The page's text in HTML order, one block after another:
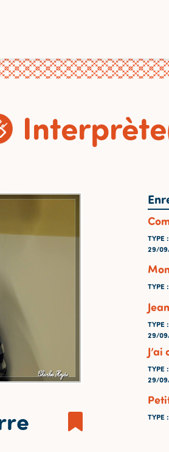
TYPE
29/
TYPE
TYPE
29/
TYPE
29/
TYPE